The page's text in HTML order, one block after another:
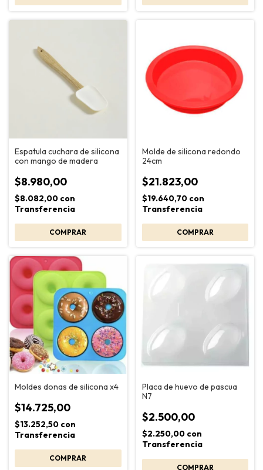
Espatula cuchara de silicona
con mango de madera
$8.980,00
$8.082,00 con
Transferencia
Molde de silicona redondo
24cm
$21.823,00
$19.640,70 con
Transferencia
Moldes donas de silicona x4
$14.725,00
$13.252,50 con
Transferencia
Placa de huevo de pascua
N7
$2.500,00
$2.250,00 con
Transferencia